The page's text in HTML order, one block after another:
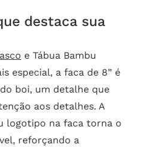
destaca sua
e Tábua Bambu
especial, a faca de 8” é
boi, um detalhe que
aos detalhes. A
logotipo na faca torna o
reforçando a